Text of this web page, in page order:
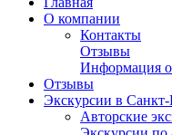
О компании
Контакты
Отзывы
Информация о
Отзывы
Экскурсии в Санкт-
Авторские